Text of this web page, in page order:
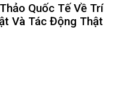
Quốc Tế Về Trí
Và Tác Động Thật